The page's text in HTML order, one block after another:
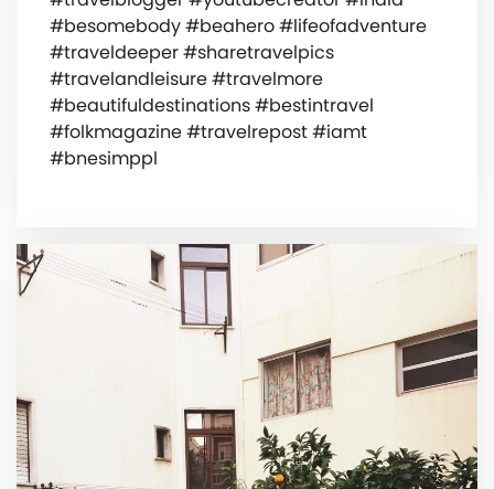
#besomebody #beahero #lifeofadventure
#traveldeeper #sharetravelpics
#travelandleisure #travelmore
#beautifuldestinations #bestintravel
#folkmagazine #travelrepost #iamt
#bnesimppl